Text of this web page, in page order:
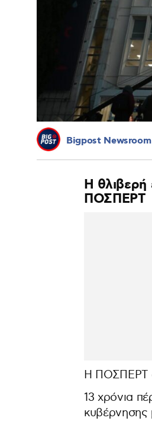
Bigpost Newsroom
Η θλιβερή
ΠΟΣΠΕΡΤ
Η ΠΟΣΠΕΡΤ
13 χρόνια
κυβέρνησης